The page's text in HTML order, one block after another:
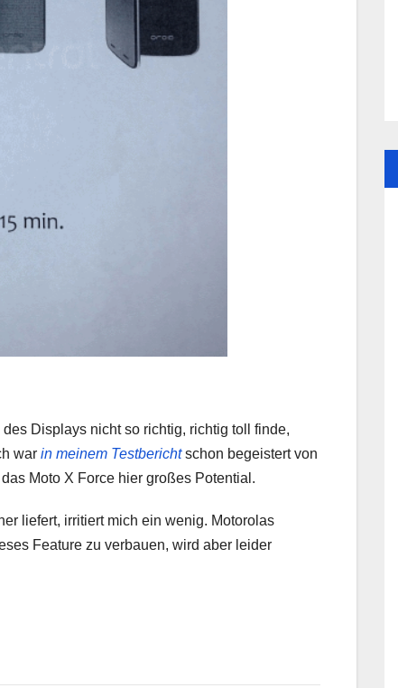
Displays nicht so richtig, richtig toll finde,
war in meinem Testbericht schon begeistert von
Moto X Force hier großes Potential.
liefert, irritiert mich ein wenig. Motorolas
Feature zu verbauen, wird aber leider